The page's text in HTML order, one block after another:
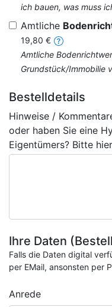
ich bauen, was muss
Amtliche
19,80 €
Amtliche
Grundstück/Immobilie
Bestelldetails
Hinweise /
oder haben Sie eine
Eigentümers? Bitte
Ihre Daten
Falls die Daten digital
per EMail, ansonsten per
Anrede